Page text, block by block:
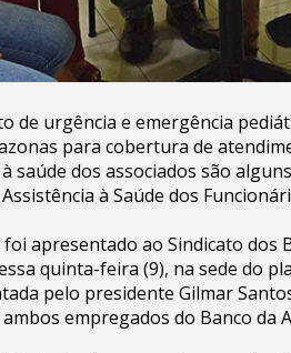
de urgência e emergência
para cobertura de
saúde dos associados são
à Saúde dos
foi apresentado ao Sindicato dos
quinta-feira (9), na sede do
pelo presidente Gilmar
empregados do Banco da